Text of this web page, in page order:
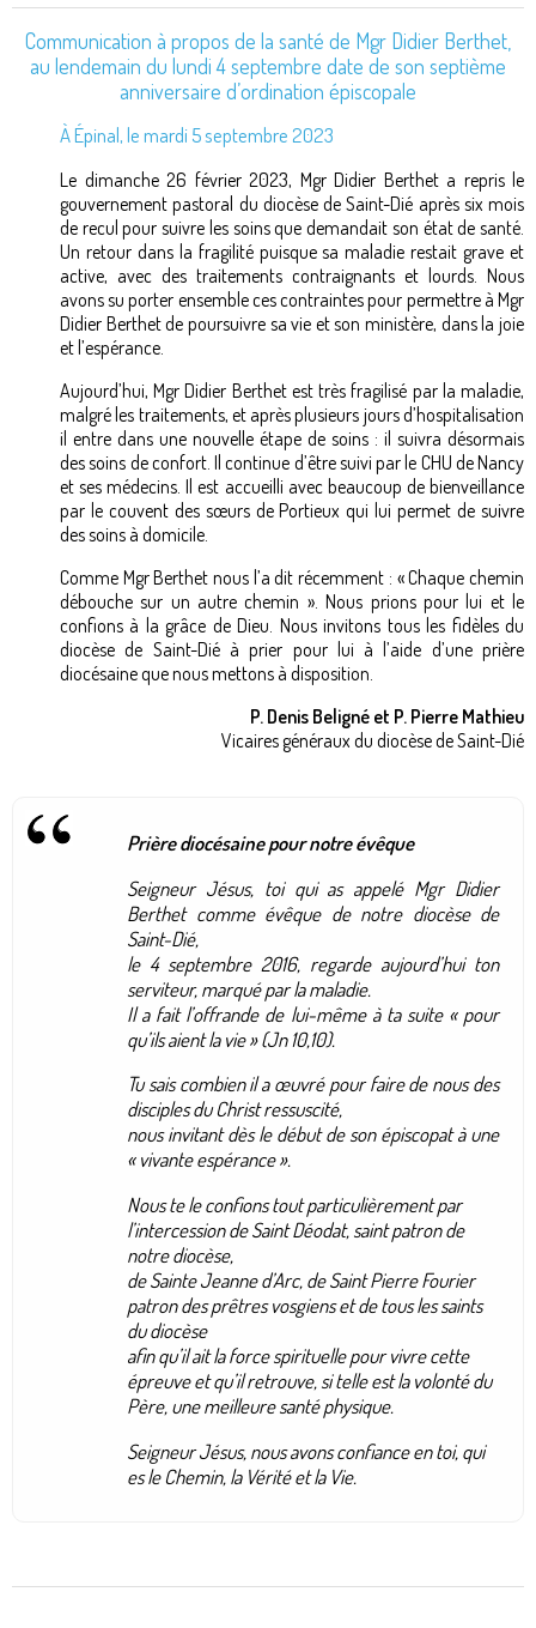
Communication à propos de la santé de Mgr Didier Berthet,
au lendemain du lundi 4 septembre date de son septième
anniversaire d’ordination épiscopale
À Épinal, le mardi 5 septembre 2023
Le dimanche 26 février 2023, Mgr Didier Berthet a repris le
gouvernement pastoral du diocèse de Saint-Dié après six mois
de recul pour suivre les soins que demandait son état de santé.
Un retour dans la fragilité puisque sa maladie restait grave et
active, avec des traitements contraignants et lourds. Nous
avons su porter ensemble ces contraintes pour permettre à Mgr
Didier Berthet de poursuivre sa vie et son ministère, dans la joie
et l’espérance.
Aujourd’hui, Mgr Didier Berthet est très fragilisé par la maladie,
malgré les traitements, et après plusieurs jours d’hospitalisation
il entre dans une nouvelle étape de soins : il suivra désormais
des soins de confort. Il continue d’être suivi par le CHU de Nancy
et ses médecins. Il est accueilli avec beaucoup de bienveillance
par le couvent des sœurs de Portieux qui lui permet de suivre
des soins à domicile.
Comme Mgr Berthet nous l’a dit récemment : « Chaque chemin
débouche sur un autre chemin ». Nous prions pour lui et le
confions à la grâce de Dieu. Nous invitons tous les fidèles du
diocèse de Saint-Dié à prier pour lui à l’aide d’une prière
diocésaine que nous mettons à disposition.
P. Denis Beligné et P. Pierre Mathieu
Vicaires généraux du diocèse de Saint-Dié
Prière diocésaine pour notre évêque
Seigneur Jésus, toi qui as appelé Mgr Didier
Berthet comme évêque de notre diocèse de
Saint-Dié,
le 4 septembre 2016, regarde aujourd’hui ton
serviteur, marqué par la maladie.
Il a fait l’offrande de lui-même à ta suite « pour
qu’ils aient la vie » (Jn 10,10).
Tu sais combien il a œuvré pour faire de nous des
disciples du Christ ressuscité,
nous invitant dès le début de son épiscopat à une
« vivante espérance ».
Nous te le confions tout particulièrement par
l’intercession de Saint Déodat, saint patron de
notre diocèse,
de Sainte Jeanne d’Arc, de Saint Pierre Fourier
patron des prêtres vosgiens et de tous les saints
du diocèse
afin qu’il ait la force spirituelle pour vivre cette
épreuve et qu’il retrouve, si telle est la volonté du
Père, une meilleure santé physique.
Seigneur Jésus, nous avons confiance en toi, qui
es le Chemin, la Vérité et la Vie.